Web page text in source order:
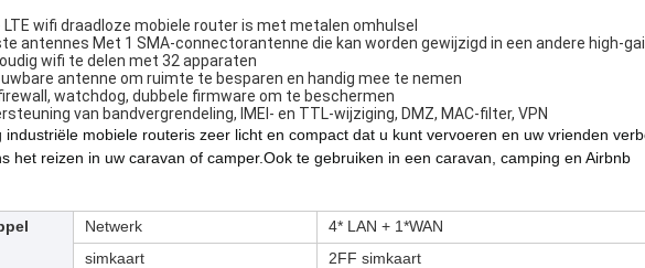
LTE wifi draadloze mobiele router is met metalen omhulsel
antennes Met 1 SMA-connectorantenne die kan worden gewijzigd in een andere high-
wifi te delen met 32 ​​apparaten
antenne om ruimte te besparen en handig mee te nemen
watchdog, dubbele firmware om te beschermen
van bandvergrendeling, IMEI- en TTL-wijziging, DMZ, MAC-filter, VPN
industriële mobiele routeris zeer licht en compact dat u kunt vervoeren en uw vrienden
het reizen in uw caravan of camper.Ook te gebruiken in een caravan, camping en Airbnb
Netwerk
4* LAN + 1*WAN
simkaart
2FF simkaart